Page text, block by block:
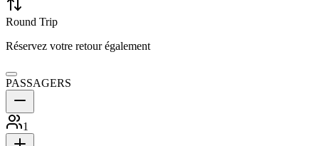
Round Trip
Réservez votre retour également
PASSAGERS
1